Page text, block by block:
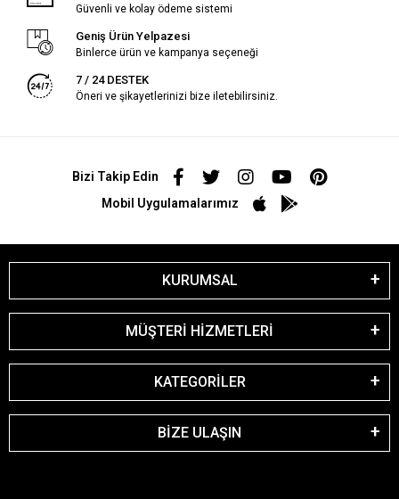
Güvenli ve kolay ödeme sistemi
Geniş Ürün Yelpazesi
Binlerce ürün ve kampanya seçeneği
7 / 24 DESTEK
Öneri ve şikayetlerinizi bize iletebilirsiniz.
Bizi Takip Edin
Mobil Uygulamalarımız
KURUMSAL
MÜŞTERİ HİZMETLERİ
KATEGORİLER
BİZE ULAŞIN